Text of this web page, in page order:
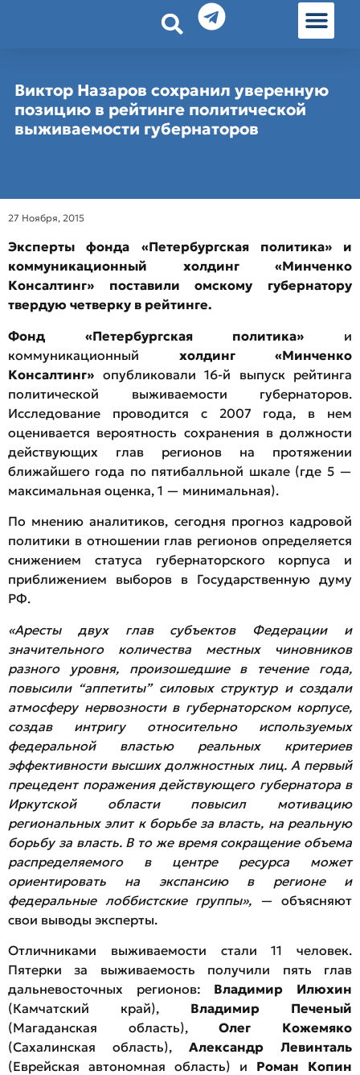
Виктор Назаров сохранил уверенную
позицию в рейтинге политической
выживаемости губернаторов
27 Ноября, 2015
Эксперты фонда «Петербургская политика» и
коммуникационный холдинг «Минченко
Консалтинг» поставили омскому губернатору
твердую четверку в рейтинге.
Фонд «Петербургская политика» и
коммуникационный холдинг «Минченко
Консалтинг» опубликовали 16-й выпуск рейтинга
политической выживаемости губернаторов.
Исследование проводится с 2007 года, в нем
оценивается вероятность сохранения в должности
действующих глав регионов на протяжении
ближайшего года по пятибалльной шкале (где 5 —
максимальная оценка, 1 — минимальная).
По мнению аналитиков, сегодня прогноз кадровой
политики в отношении глав регионов определяется
снижением статуса губернаторского корпуса и
приближением выборов в Государственную думу
РФ.
«Аресты двух глав субъектов Федерации и
значительного количества местных чиновников
разного уровня, произошедшие в течение года,
повысили “аппетиты” силовых структур и создали
атмосферу нервозности в губернаторском корпусе,
создав интригу относительно используемых
федеральной властью реальных критериев
эффективности высших должностных лиц. А первый
прецедент поражения действующего губернатора в
Иркутской области повысил мотивацию
региональных элит к борьбе за власть, на реальную
борьбу за власть. В то же время сокращение объема
распределяемого в центре ресурса может
ориентировать на экспансию в регионе и
федеральные лоббистские группы», — объясняют
свои выводы эксперты.
Отличниками выживаемости стали 11 человек.
Пятерки за выживаемость получили пять глав
дальневосточных регионов: Владимир Илюхин
(Камчатский край), Владимир Печеный
(Магаданская область),Олег Кожемяко
(Сахалинская область), Александр Левинталь
(Еврейская автономная область) и Роман Копин